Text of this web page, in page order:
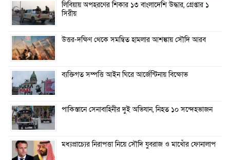
লিবিয়ায় অপহরণের শিকার ১৩ বাংলাদেশি উদ্ধার, গ্রেপ্তার ১
সিরীয়
উত্তর-দক্ষিণ থেকে সমন্বিত হামলার আশঙ্কায় সৌদি আরব
ব্যক্তিগত সম্পত্তি আইন ঘিরে আর্জেন্টিনায় বিক্ষোভ
পাকিস্তানে সেনাবাহিনীর দুই অভিযান, নিহত ১০ সন্দেহভাজন
মধ্যপ্রাচ্যের নিরাপত্তা নিয়ে সৌদি যুবরাজ ও মাখোঁর ফোনালাপ